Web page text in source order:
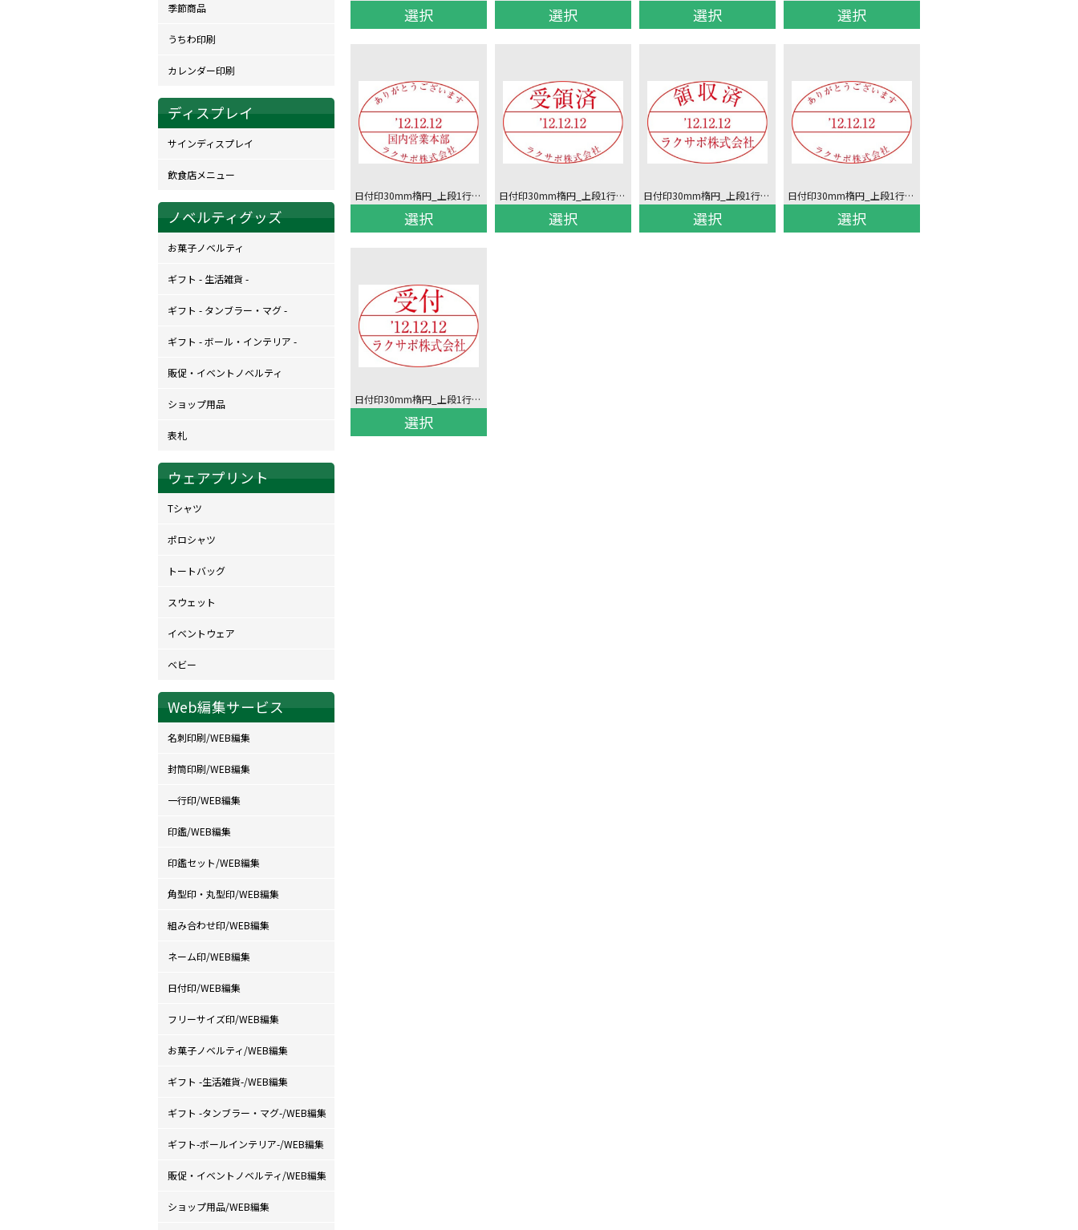
選択 選択 選択 選択
日付印30mm楕円_上段1行下段2行上下回し文字
選択
日付印30mm楕円_上段1行下段1行下回し文字
選択
日付印30mm楕円_上段1行下段1行上回し文字
選択
日付印30mm楕円_上段1行下段1行上下回し文字
選択
日付印30mm楕円_上段1行下段1行
選択
季節商品
うちわ印刷
カレンダー印刷
ディスプレイ
サインディスプレイ
飲食店メニュー
ノベルティグッズ
お菓子ノベルティ
ギフト - 生活雑貨 -
ギフト - タンブラー・マグ -
ギフト - ボール・インテリア -
販促・イベントノベルティ
ショップ用品
表札
ウェアプリント
Tシャツ
ポロシャツ
トートバッグ
スウェット
イベントウェア
ベビー
Web編集サービス
名刺印刷/WEB編集
封筒印刷/WEB編集
一行印/WEB編集
印鑑/WEB編集
印鑑セット/WEB編集
角型印・丸型印/WEB編集
組み合わせ印/WEB編集
ネーム印/WEB編集
日付印/WEB編集
フリーサイズ印/WEB編集
お菓子ノベルティ/WEB編集
ギフト -生活雑貨-/WEB編集
ギフト -タンブラー・マグ-/WEB編集
ギフト-ボールインテリア-/WEB編集
販促・イベントノベルティ/WEB編集
ショップ用品/WEB編集